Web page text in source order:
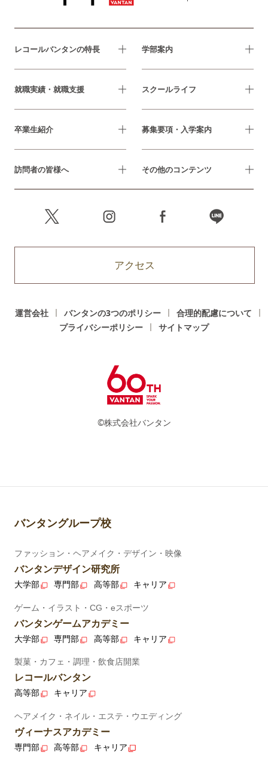
レコールバンタンの特長 学部案内
就職実績・就職支援 スクールライフ
卒業生紹介 募集要項・入学案内
訪問者の皆様へ その他のコンテンツ
アクセス
運営会社 バンタンの3つのポリシー
合理的配慮について
プライバシーポリシー
サイトマップ
©株式会社バンタン
バンタングループ校
ファッション・ヘアメイク・デザイン・映像
バンタンデザイン研究所
大学部 専門部 高等部 キャリア
ゲーム・イラスト・CG・eスポーツ
バンタンゲームアカデミー
大学部 専門部 高等部 キャリア
製菓・カフェ・調理・飲食店開業
レコールバンタン
高等部 キャリア
ヘアメイク・ネイル・エステ・ウエディング
ヴィーナスアカデミー
専門部 高等部 キャリア